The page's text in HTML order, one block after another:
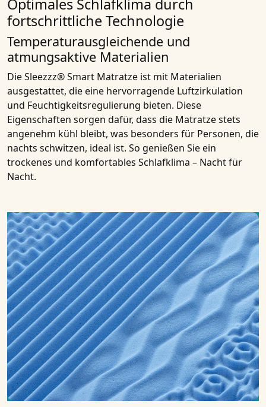
Optimales Schlafklima durch
fortschrittliche Technologie
Temperaturausgleichende und
atmungsaktive Materialien
Die Sleezzz® Smart Matratze ist mit Materialien
ausgestattet, die eine hervorragende Luftzirkulation
und Feuchtigkeitsregulierung bieten. Diese
Eigenschaften sorgen dafür, dass die Matratze stets
angenehm kühl bleibt, was besonders für Personen, die
nachts schwitzen, ideal ist. So genießen Sie ein
trockenes und komfortables Schlafklima – Nacht für
Nacht.